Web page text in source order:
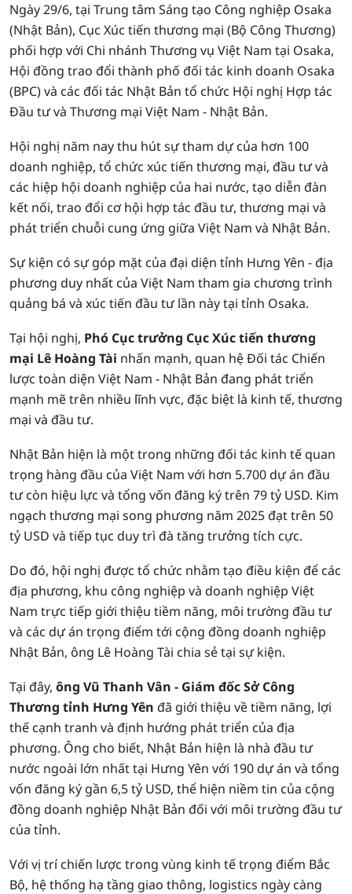
Ngày 29/6, tại Trung tâm Sáng tạo Công nghiệp Osaka
(Nhật Bản), Cục Xúc tiến thương mại (Bộ Công Thương)
phối hợp với Chi nhánh Thương vụ Việt Nam tại Osaka,
Hội đồng trao đổi thành phố đối tác kinh doanh Osaka
(BPC) và các đối tác Nhật Bản tổ chức Hội nghị Hợp tác
Đầu tư và Thương mại Việt Nam - Nhật Bản.
Hội nghị năm nay thu hút sự tham dự của hơn 100
doanh nghiệp, tổ chức xúc tiến thương mại, đầu tư và
các hiệp hội doanh nghiệp của hai nước, tạo diễn đàn
kết nối, trao đổi cơ hội hợp tác đầu tư, thương mại và
phát triển chuỗi cung ứng giữa Việt Nam và Nhật Bản.
Sự kiện có sự góp mặt của đại diện tỉnh Hưng Yên - địa
phương duy nhất của Việt Nam tham gia chương trình
quảng bá và xúc tiến đầu tư lần này tại tỉnh Osaka.
Tại hội nghị, Phó Cục trưởng Cục Xúc tiến thương
mại Lê Hoàng Tài nhấn mạnh, quan hệ Đối tác Chiến
lược toàn diện Việt Nam - Nhật Bản đang phát triển
mạnh mẽ trên nhiều lĩnh vực, đặc biệt là kinh tế, thương
mại và đầu tư.
Nhật Bản hiện là một trong những đối tác kinh tế quan
trọng hàng đầu của Việt Nam với hơn 5.700 dự án đầu
tư còn hiệu lực và tổng vốn đăng ký trên 79 tỷ USD. Kim
ngạch thương mại song phương năm 2025 đạt trên 50
tỷ USD và tiếp tục duy trì đà tăng trưởng tích cực.
Do đó, hội nghị được tổ chức nhằm tạo điều kiện để các
địa phương, khu công nghiệp và doanh nghiệp Việt
Nam trực tiếp giới thiệu tiềm năng, môi trường đầu tư
và các dự án trọng điểm tới cộng đồng doanh nghiệp
Nhật Bản, ông Lê Hoàng Tài chia sẻ tại sự kiện.
Tại đây, ông Vũ Thanh Vân - Giám đốc Sở Công
Thương tỉnh Hưng Yên đã giới thiệu về tiềm năng, lợi
thế cạnh tranh và định hướng phát triển của địa
phương. Ông cho biết, Nhật Bản hiện là nhà đầu tư
nước ngoài lớn nhất tại Hưng Yên với 190 dự án và tổng
vốn đăng ký gần 6,5 tỷ USD, thể hiện niềm tin của cộng
đồng doanh nghiệp Nhật Bản đối với môi trường đầu tư
của tỉnh.
Với vị trí chiến lược trong vùng kinh tế trọng điểm Bắc
Bộ, hệ thống hạ tầng giao thông, logistics ngày càng